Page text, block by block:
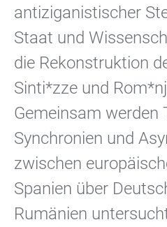
antiziganistischer
Staat und
die Rekonstruktion
Sinti*zze und
Gemeinsam werden
Synchronien und
zwischen
Spanien über
Rumänien